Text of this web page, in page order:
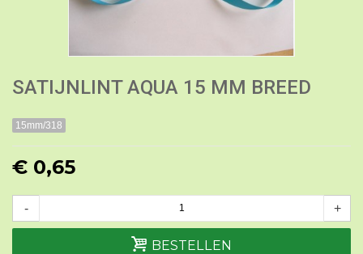
SATIJNLINT AQUA 15 MM BREED
15mm/318
€ 0,65
- +
BESTELLEN